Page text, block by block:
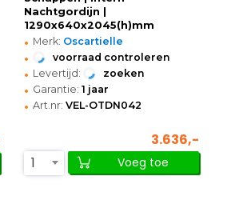
Nachtgordijn |
1290x640x2045(h)mm
• Merk: Oscartielle
• voorraad controleren
• Levertijd: zoeken
• Garantie: 1 jaar
• Art.nr: VEL-OTDN042
3.636,-
1
Voeg toe